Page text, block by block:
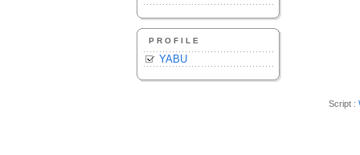
PROFILE
YABU
Script :